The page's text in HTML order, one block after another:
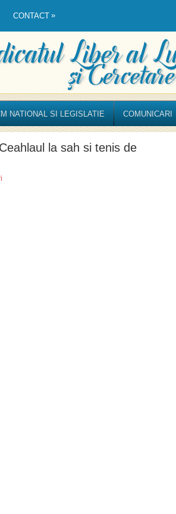
CONTACT »
NATIONAL SI LEGISLATIE COMUNICARI
la sah si tenis de